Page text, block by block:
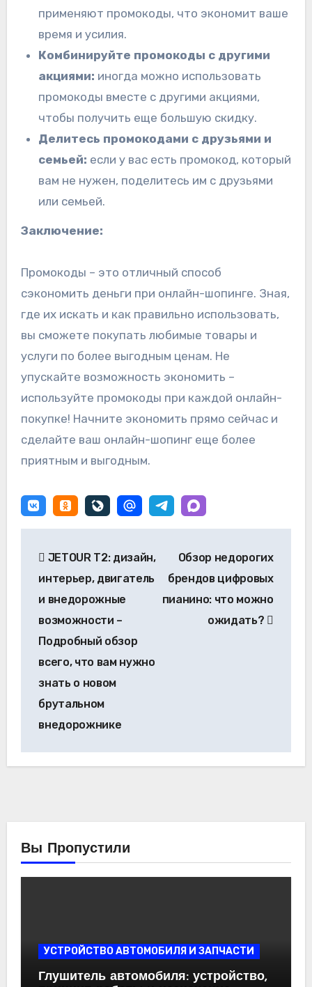
применяют промокоды, что экономит ваше
время и усилия.
Комбинируйте промокоды с другими
акциями: иногда можно использовать
промокоды вместе с другими акциями,
чтобы получить еще большую скидку.
Делитесь промокодами с друзьями и
семьей: если у вас есть промокод, который
вам не нужен, поделитесь им с друзьями
или семьей.
Заключение:
Промокоды – это отличный способ
сэкономить деньги при онлайн-шопинге. Зная,
где их искать и как правильно использовать,
вы сможете покупать любимые товары и
услуги по более выгодным ценам. Не
упускайте возможность экономить –
используйте промокоды при каждой онлайн-
покупке! Начните экономить прямо сейчас и
сделайте ваш онлайн-шопинг еще более
приятным и выгодным.
по
записям
JETOUR T2: дизайн,
интерьер, двигатель
и внедорожные
возможности –
Подробный обзор
всего, что вам нужно
знать о новом
брутальном
внедорожнике
Обзор недорогих
брендов цифровых
пианино: что можно
ожидать?
Вы Пропустили
УСТРОЙСТВО АВТОМОБИЛЯ И ЗАПЧАСТИ
Глушитель автомобиля: устройство,